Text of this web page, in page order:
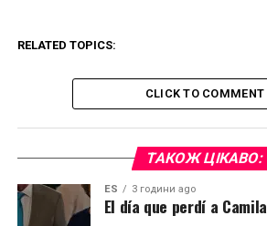
RELATED TOPICS:
CLICK TO COMMENT
ТАКОЖ ЦІКАВО:
ES 3 години ago
El día que perdí a Camila